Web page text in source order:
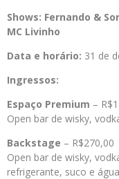
Shows: Fernando &
MC Livinho
Data e horário: 31 de
Ingressos:
Espaço Premium –
Open bar de wisky,
Backstage – R$270,00
Open bar de wisky,
refrigerante, suco e